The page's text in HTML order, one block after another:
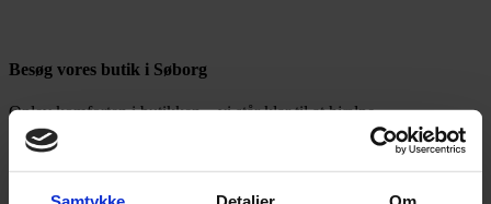
Besøg vores butik i Søborg
Oplev komforten i butikken – vi står klar til at hjælpe.
Besøg butikken